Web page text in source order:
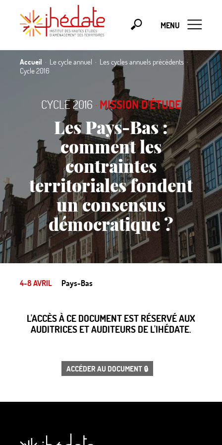
MENU
Accueil Le cycle annuel
Les cycles annuels précédents
Cycle 2016
CYCLE 2016 · MISSION D’ÉTUDE
Les Pays-Bas :
comment les
contraintes
territoriales fondent
un consensus
démocratique?
4-8 AVRIL Pays-Bas
L'ACCÈS À CE DOCUMENT EST RÉSERVÉ AUX
AUDITRICES ET AUDITEURS DE L'IHÉDATE.
ACCÉDER AU DOCUMENT 🔒